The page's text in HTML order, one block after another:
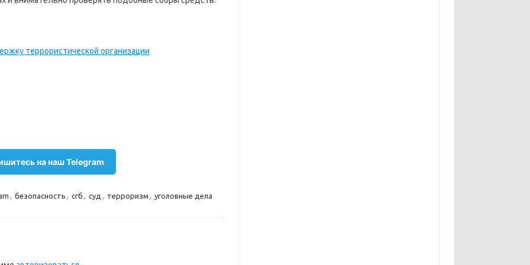
террористической организации
на наш Telegram
, безопасность , сгб , суд , терроризм , уголовные дела